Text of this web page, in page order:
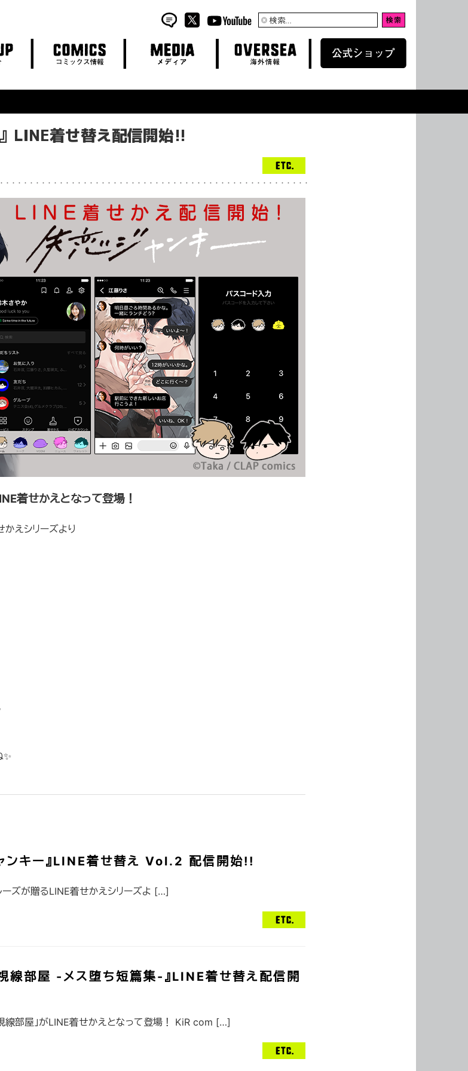
検
コミックス情報 メディア 海外情報
WEB SHOP
公式ショップ
LINE着せ替え配信開始!!
着せかえとなって登場！
えシリーズより
✨
ンキー』LINE着せ替え Vol.2 配信開始!!
ズが贈るLINE着せかえシリーズよ […]
視線部屋 -メス堕ち短篇集-』LINE着せ替え配信開
視線部屋」がLINE着せかえとなって登場！ KiR com […]